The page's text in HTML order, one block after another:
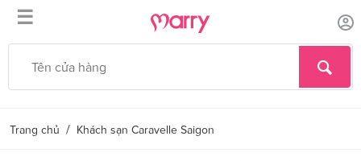
☰
Trang chủ / Khách sạn Caravelle Saigon